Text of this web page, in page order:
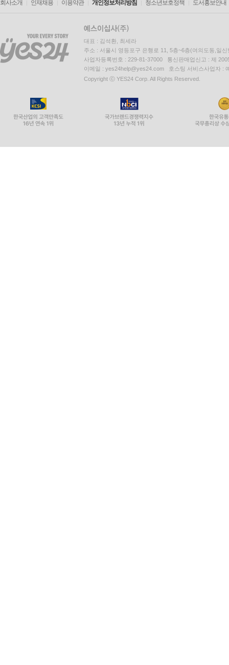
회사소개 인재채용 이용약관 개인정보처리방침 청소년보호정책 도서홍보안내
대표 : 김석환, 최세라
주소 : 서울시 영등포구 은행로 11, 5층~6층(여의도동,일신
사업자등록번호 : 229-81-37000 통신판매업신고 : 제
이메일 : yes24help@yes24.com 호스팅 서비스사업자 :
Copyright ⓒ YES24 Corp. All Rights Reserved.